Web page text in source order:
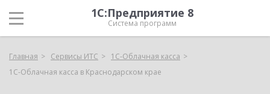
1С:Предприятие 8
Система программ
Главная Сервисы ИТС
1С-Облачная касса
1С-Облачная касса в Краснодарском крае